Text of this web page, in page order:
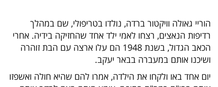
הוריי גאולה וויקטור ברדה, נולדו בטריפולי, שם במהלך
רדיפות הנאצים, רצחו לאמי ילד אחד שהחזיקה בידיה. אחרי
הכאב הגדול, בשנת 1948 הם עלו ארצה עם הבת זוהרה
ושיכנו אותם במעברה בבאר יעקב.
יום אחד באו ולקחו את הילדה, אמרו להם שהיא חולה ואשפזו